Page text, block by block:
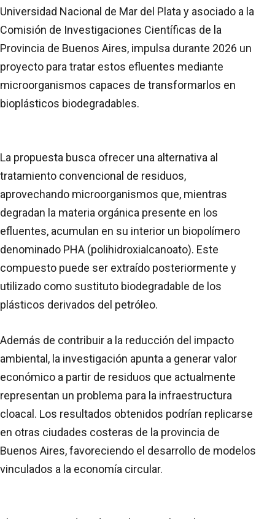
Universidad Nacional de Mar del Plata y asociado a la
Comisión de Investigaciones Científicas de la
Provincia de Buenos Aires, impulsa durante 2026 un
proyecto para tratar estos efluentes mediante
microorganismos capaces de transformarlos en
bioplásticos biodegradables.
La propuesta busca ofrecer una alternativa al
tratamiento convencional de residuos,
aprovechando microorganismos que, mientras
degradan la materia orgánica presente en los
efluentes, acumulan en su interior un biopolímero
denominado PHA (polihidroxialcanoato). Este
compuesto puede ser extraído posteriormente y
utilizado como sustituto biodegradable de los
plásticos derivados del petróleo.
Además de contribuir a la reducción del impacto
ambiental, la investigación apunta a generar valor
económico a partir de residuos que actualmente
representan un problema para la infraestructura
cloacal. Los resultados obtenidos podrían replicarse
en otras ciudades costeras de la provincia de
Buenos Aires, favoreciendo el desarrollo de modelos
vinculados a la economía circular.